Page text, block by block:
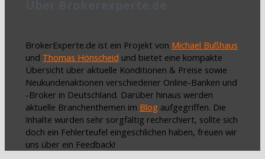
BrokerExperte.de ist ein Projekt von Michael Bußhaus
und Thomas Hönscheid und bietet eine kompakte
Übersicht über aktuelle Konditionen & Preise sowie
Neukundenaktionen verschiedener Online-Banken und
-Broker in Deutschland. Darüber hinaus werden
aktuelle Branchenthemen im Blog aufgegriffen. Die
Inhalte wurden sehr sorgfältig recherchiert, sollte sich
doch ein Fehlerteufel eingeschlichen haben, freuen wir
uns über ein Feedback!